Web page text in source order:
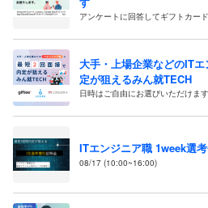
アンケートに回答してギフトカー
大手・上場企業などのIT
定が狙えるみん就TECH
日時はご自由にお選びいただけます
ITエンジニア職 1week選
08/17 (10:00~16:00)